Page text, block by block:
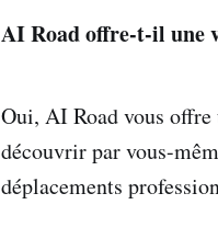
AI Road offre-t-il une
Oui, AI Road vous
découvrir par vous-
déplacements